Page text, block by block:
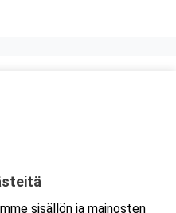
sisällön ja mainosten